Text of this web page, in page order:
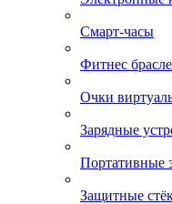
Смарт-часы
Фитнес
Очки
Зарядные
Портативные
Защитные